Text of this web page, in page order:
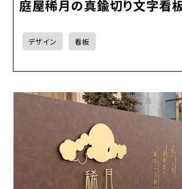
庭屋稀月の真鍮切り文字看
デザイン 看板